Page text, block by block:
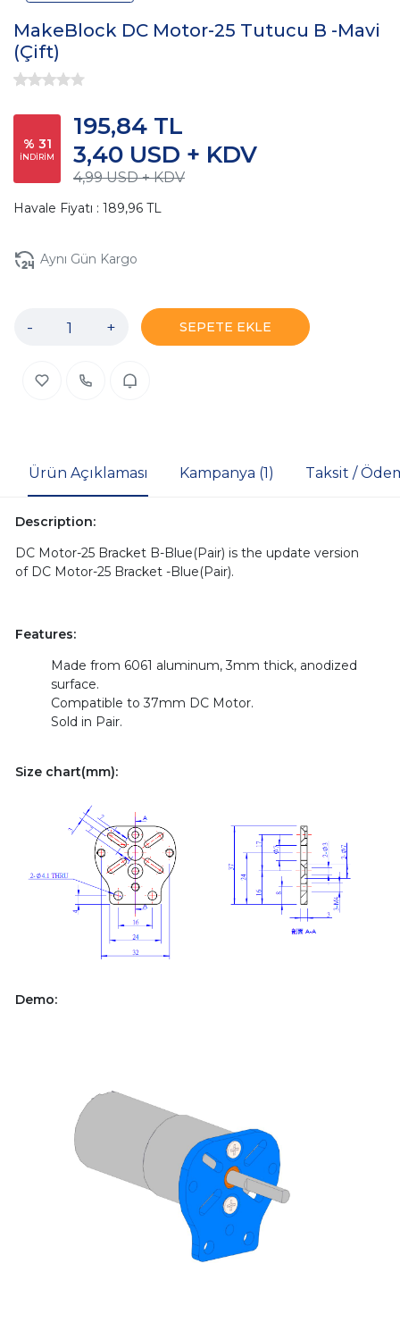
MakeBlock DC Motor-25 Tutucu B -Mavi
(Çift)
% 31
İNDİRİM
4,99 USD + KDV
3,40 USD + KDV
195,84 TL
Havale Fiyatı : 189,96 TL
Aynı Gün Kargo
- + SEPETE EKLE
Ürün Açıklaması Kampanya (1) Taksit /
Description:
DC Motor-25 Bracket B-Blue(Pair) is the update version
of DC Motor-25 Bracket -Blue(Pair).
Features:
Made from 6061 aluminum, 3mm thick, anodized
surface.
Compatible to 37mm DC Motor.
Sold in Pair.
Size chart(mm):
Demo: